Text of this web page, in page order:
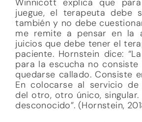
Winnicott explica que
juegue, el terapeuta debe
también y no debe
me remite a pensar en la
juicios que debe tener el
paciente. Hornstein dice:
para la escucha no consiste
quedarse callado. Consiste
En colocarse al servicio de
del otro, otro único, singular.
desconocido”. (Hornstein,